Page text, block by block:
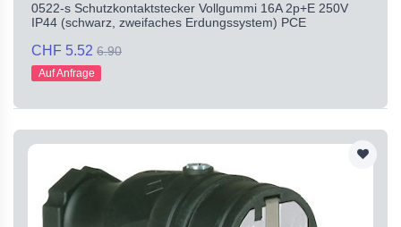
0522-s Schutzkontaktstecker Vollgummi 16A 2p+E 250V
IP44 (schwarz, zweifaches Erdungssystem) PCE
CHF 5.52 6.90
Auf Anfrage